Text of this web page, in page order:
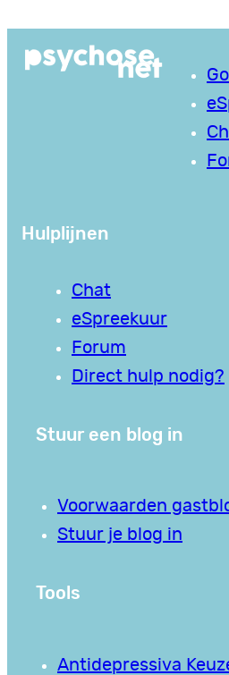
naar
Hulplijnen
Chat
eSpreekuur
Forum
Direct hulp nodig?
Stuur een blog in
Voorwaarden
Stuur je blog in
Tools
Antidepressiva